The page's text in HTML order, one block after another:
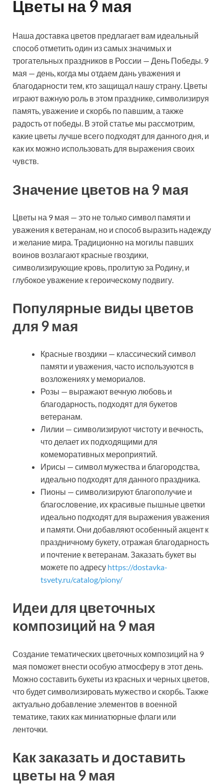
Цветы на 9 мая
Наша доставка цветов предлагает вам идеальный
способ отметить один из самых значимых и
трогательных праздников в России — День Победы. 9
мая — день, когда мы отдаем дань уважения и
благодарности тем, кто защищал нашу страну. Цветы
играют важную роль в этом празднике, символизируя
память, уважение и скорбь по павшим, а также
радость от победы. В этой статье мы рассмотрим,
какие цветы лучше всего подходят для данного дня, и
как их можно использовать для выражения своих
чувств.
Значение цветов на 9 мая
Цветы на 9 мая — это не только символ памяти и
уважения к ветеранам, но и способ выразить надежду
и желание мира. Традиционно на могилы павших
воинов возлагают красные гвоздики,
символизирующие кровь, пролитую за Родину, и
глубокое уважение к героическому подвигу.
Популярные виды цветов
для 9 мая
Красные гвоздики — классический символ
памяти и уважения, часто используются в
возложениях у мемориалов.
Розы — выражают вечную любовь и
благодарность, подходят для букетов
ветеранам.
Лилии — символизируют чистоту и вечность,
что делает их подходящими для
комеморативных мероприятий.
Ирисы — символ мужества и благородства,
идеально подходят для данного праздника.
Пионы — символизируют благополучие и
благословение, их красивые пышные цветки
идеально подходят для выражения уважения
и памяти. Они добавляют особенный акцент к
праздничному букету, отражая благодарность
и почтение к ветеранам. Заказать букет вы
можете по адресу https://dostavka-
tsvety.ru/catalog/piony/
Идеи для цветочных
композиций на 9 мая
Создание тематических цветочных композиций на 9
мая поможет внести особую атмосферу в этот день.
Можно составить букеты из красных и черных цветов,
что будет символизировать мужество и скорбь. Также
актуально добавление элементов в военной
тематике, таких как миниатюрные флаги или
ленточки.
Как заказать и доставить
цветы на 9 мая